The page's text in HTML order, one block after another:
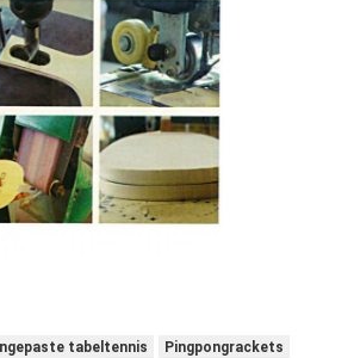
tabeltennis
Pingpongrackets